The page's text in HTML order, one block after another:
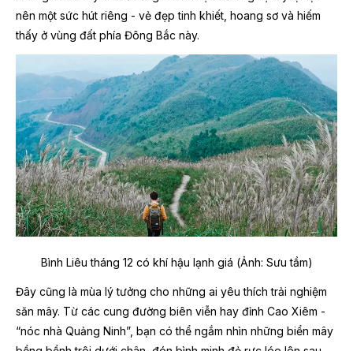
nên một sức hút riêng - vẻ đẹp tinh khiết, hoang sơ và hiếm
thấy ở vùng đất phía Đông Bắc này.
Bình Liêu tháng 12 có khí hậu lạnh giá (Ảnh: Sưu tầm)
Đây cũng là mùa lý tưởng cho những ai yêu thích trải nghiệm
săn mây. Từ các cung đường biên viễn hay đỉnh Cao Xiêm -
“nóc nhà Quảng Ninh”, bạn có thể ngắm nhìn những biển mây